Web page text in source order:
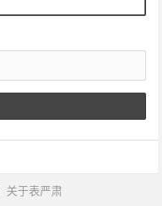
关于表严肃